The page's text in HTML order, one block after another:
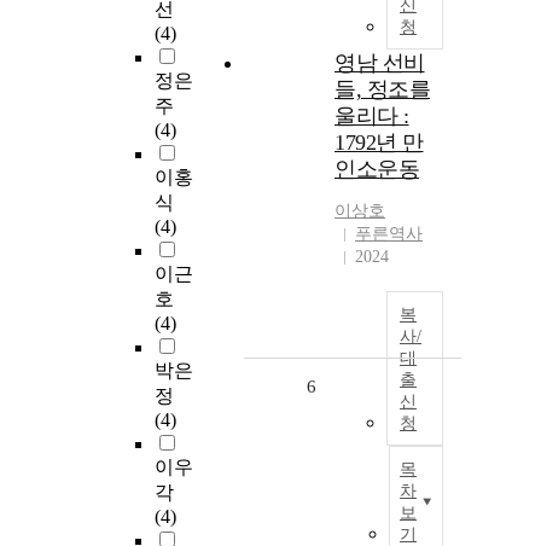
선
(4)
정은
주
(4)
이홍
식
(4)
이근
호
(4)
박은
정
(4)
이우
각
(4)
신
청
영남 선비
들, 정조를
울리다 :
1792년 만
인소운동
이상호
푸른역사
2024
복
사/
대
출
신
청
목
차
보
기
6